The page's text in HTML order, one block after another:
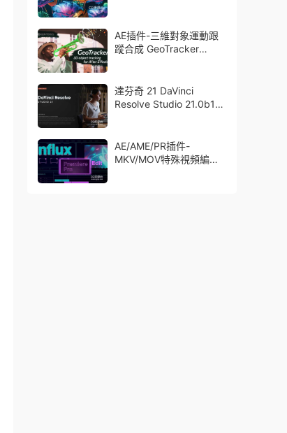
Bullet + VFX Suit
AE插件-三維對象運動跟
蹤合成 GeoTracker
達芬奇 21 DaVinci
Resolve Studio 21.0b1
AE/AME/PR插件-
MKV/MOV特殊視頻編碼